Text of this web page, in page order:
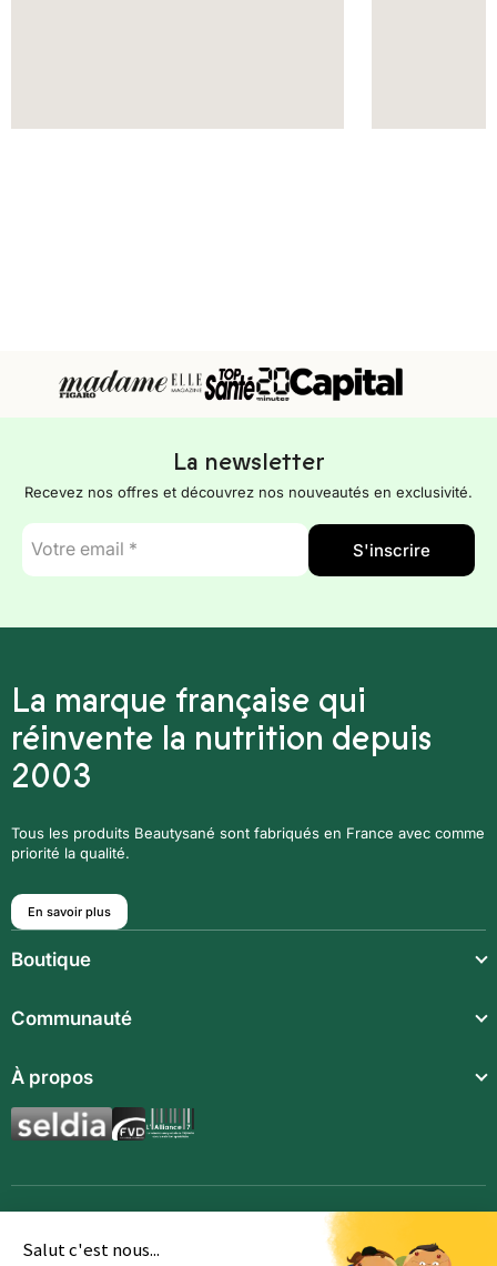
Salut c'est nous...
La newsletter
Recevez nos offres et découvrez nos nouveautés en exclusivité.
E-
mail
*
S'inscrire
La marque française qui
réinvente la nutrition depuis
2003
Tous les produits Beautysané sont fabriqués en France avec comme
priorité la qualité.
En savoir plus
Boutique
Compléments alimentaires
Boissons techniques
Communauté
À propos